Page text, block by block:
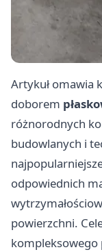
Artykuł omawia
doborem
różnorodnych
budowlanych i
odpowiednich
powierzchni.